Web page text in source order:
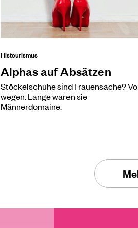
Histourismus
Alphas auf Absätzen
Stöckelschuhe sind Frauensache?
wegen. Lange waren sie
Männerdomaine.